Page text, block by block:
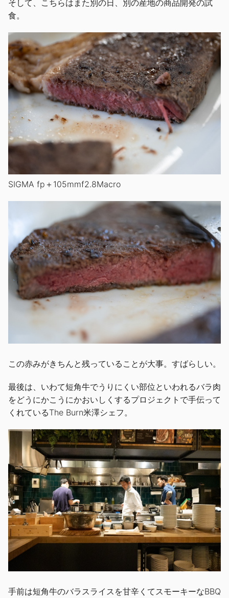
そして、こちらはまた別の日、別の産地の商品開発の試
食。
SIGMA fp＋105mmf2.8Macro
この赤みがきちんと残っていることが大事。すばらしい。
最後は、いわて短角牛でうりにくい部位といわれるバラ肉
をどうにかこうにかおいしくするプロジェクトで手伝って
くれているThe Burn米澤シェフ。
手前は短角牛のバラスライスを甘辛くてスモーキーなBBQ